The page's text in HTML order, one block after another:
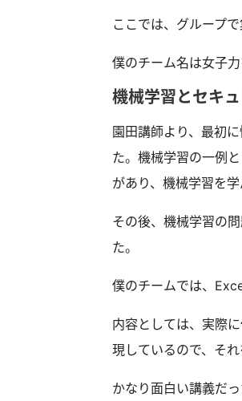
ここでは、グループ
僕のチーム名は女子
機械学習とセキュ
園田講師より、最初
た。機械学習の一例
があり、機械学習を
その後、機械学習の
た。
僕のチームでは、
内容としては、実際
現しているので、そ
かなり面白い講義だ